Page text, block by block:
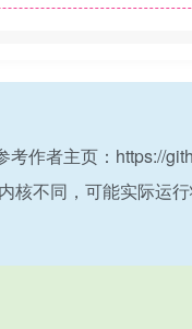
作者主页：https://
不同，可能实际运